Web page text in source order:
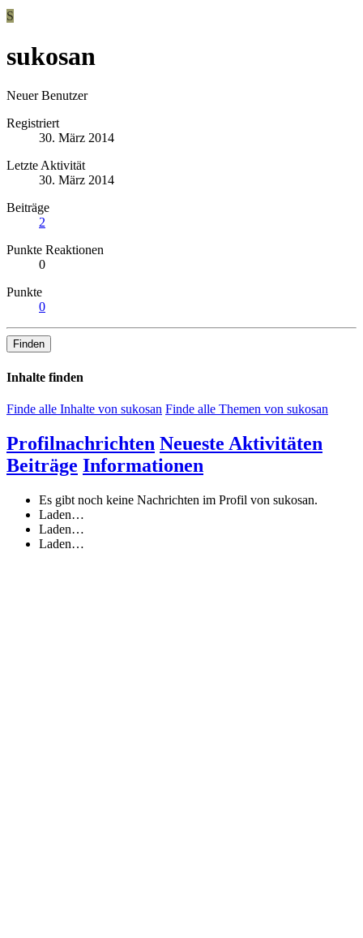
S
sukosan
Neuer Benutzer
Registriert
30. März 2014
Letzte Aktivität
30. März 2014
Beiträge
2
Punkte Reaktionen
0
Punkte
0
Finden
Inhalte finden
Finde alle Inhalte von sukosan Finde alle Themen von sukosan
Profilnachrichten Neueste Aktivitäten
Beiträge Informationen
Es gibt noch keine Nachrichten im Profil von sukosan.
Laden…
Laden…
Laden…